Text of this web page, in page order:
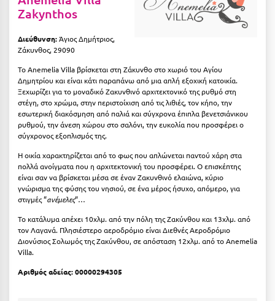
Καρδαμύλη
Κάρπαθος
Καρπενήσι
Κάρυστος
Κάσος
Καστοριά
Κατερίνη
Κέα - Τζιά
Κερατέα
Zakynthos
Διεύθυνση:Άγιος Δημήτριος,
Ζάκυνθος, 29090
Το Anemelia Villa βρίσκεται στη Ζάκυνθο στο χωριό του Αγίου
Δημητρίου και είναι κάτι παραπάνω από μια απλή εξοχική κατοικία.
Ξεχωρίζει για το μοναδικό Ζακυνθινό αρχιτεκτονικό της ρυθμό στη
στέγη, στο χρώμα, στην περιστοίχιση από τις λιθιές, τον κήπο, την
εσωτερική διακόσμηση από παλιά και σύγχρονα έπιπλα βενετσιάνικου
ρυθμού, την άνεση χώρου στο σαλόνι, την ευκολία που προσφέρει ο
σύγχρονος εξοπλισμός της.
Η οικία χαρακτηρίζεται από το φως που απλώνεται παντού χάρη στα
πολλά ανοίγματα που η αρχιτεκτονική του προσφέρει. Ο επισκέπτης
είναι σαν να βρίσκεται μέσα σε έναν Ζακυνθινό ελαιώνα, κύριο
γνώρισμα της φύσης του νησιού, σε ένα μέρος ήσυχο, απόμερο, για
στιγμές “ανέμελες“…
Το κατάλυμα απέχει 10χλμ. από την πόλη της Ζακύνθου και 13χλμ. από
τον Λαγανά. Πλησιέστερο αεροδρόμιο είναι Διεθνές Αεροδρόμιο
Διονύσιος Σολωμός της Ζακύνθου, σε απόσταση 12χλμ. από το Anemelia
Villa.
Αριθμός αδείας: 00000294305